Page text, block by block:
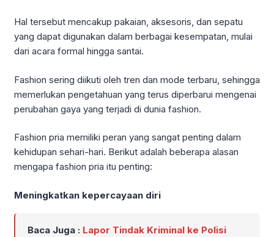
Hal tersebut mencakup pakaian, aksesoris, dan sepatu
yang dapat digunakan dalam berbagai kesempatan, mulai
dari acara formal hingga santai.
Fashion sering diikuti oleh tren dan mode terbaru, sehingga
memerlukan pengetahuan yang terus diperbarui mengenai
perubahan gaya yang terjadi di dunia fashion.
Fashion pria memiliki peran yang sangat penting dalam
kehidupan sehari-hari. Berikut adalah beberapa alasan
mengapa fashion pria itu penting:
Meningkatkan kepercayaan diri
Baca Juga : Lapor Tindak Kriminal ke Polisi